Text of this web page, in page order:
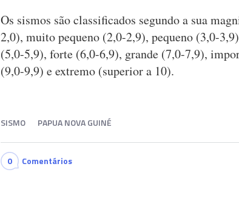
Os sismos são classificados segundo a sua
2,0), muito pequeno (2,0-2,9), pequeno (3,0-
(5,0-5,9), forte (6,0-6,9), grande (7,0-7,9),
(9,0-9,9) e extremo (superior a 10).
SISMO PAPUA NOVA GUINÉ
0 Comentários